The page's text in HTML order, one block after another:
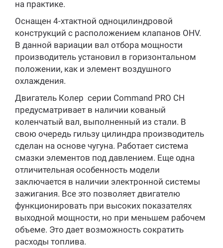
на практике.
Оснащен 4-хтактной одноцилиндровой
конструкций с расположением клапанов OHV.
В данной вариации вал отбора мощности
производитель установил в горизонтальном
положении, как и элемент воздушного
охлаждения.
Двигатель Колер серии Command PRO CH
предусматривает в наличии кованый
коленчатый вал, выполненный из стали. В
свою очередь гильзу цилиндра производитель
сделан на основе чугуна. Работает система
смазки элементов под давлением. Еще одна
отличительная особенность модели
заключается в наличии электронной системы
зажигания. Все это позволяет двигателю
функционировать при высоких показателях
выходной мощности, но при меньшем рабочем
объеме. Это дает возможность сократить
расходы топлива.